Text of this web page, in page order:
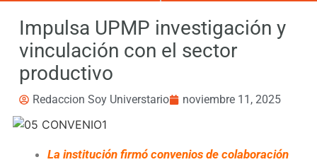
Impulsa UPMP investigación y
vinculación con el sector
productivo
Redaccion Soy Universtario noviembre 11, 2025
La institución firmó convenios de colaboración